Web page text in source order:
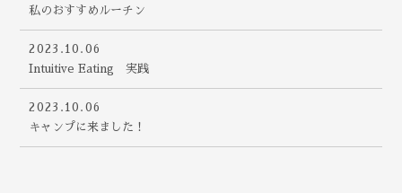
私のおすすめルーチン
2023.10.06
Intuitive Eating 実践
2023.10.06
キャンプに来ました！